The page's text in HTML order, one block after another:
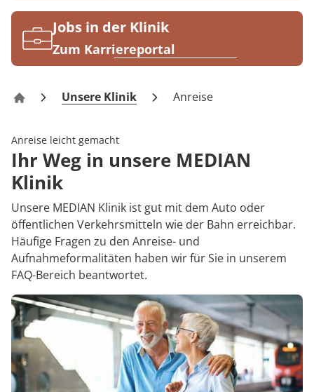
KarriereJobs in der Klinik
Zum Karriereportal
Klinik NRZ Magdeburg
Unsere Klinik Anreise
Anreise leicht gemacht
Ihr Weg in unsere MEDIAN
Klinik
Unsere MEDIAN Klinik ist gut mit dem Auto oder
öffentlichen Verkehrsmitteln wie der Bahn erreichbar.
Häufige Fragen zu den Anreise- und
Aufnahmeformalitäten haben wir für Sie in unserem
FAQ-Bereich beantwortet.